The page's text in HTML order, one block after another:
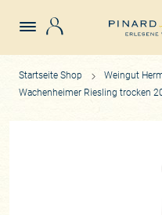
Startseite Shop
Weingut
Wachenheimer Riesling trocken